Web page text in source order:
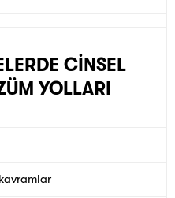
CİNSEL
YOLLARI